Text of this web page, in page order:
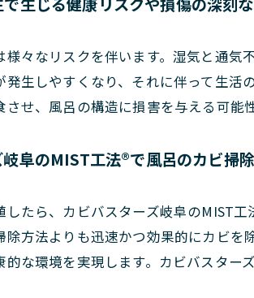
様々なリスクを伴います。湿気と通
生しやすくなり、それに伴って生活
せ、風呂の構造に損害を与える可能
阜のMIST工法®で風呂のカビ掃
したら、カビバスターズ岐阜のMIST
除方法よりも迅速かつ効果的にカビ
的な環境を実現します。カビバスタ